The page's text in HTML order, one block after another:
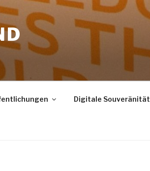
Digitale Souveränität